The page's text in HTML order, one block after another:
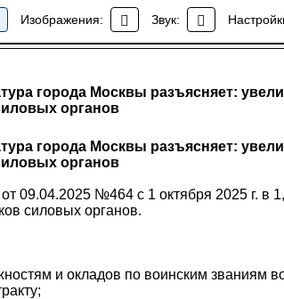
Изображения: Звук:
Новости района Коптево
города Москвы разъясняет:
органов
города Москвы разъясняет:
органов
09.04.2025 №464 с 1 октября 2025 г. в
силовых органов.
и окладов по воинским званиям